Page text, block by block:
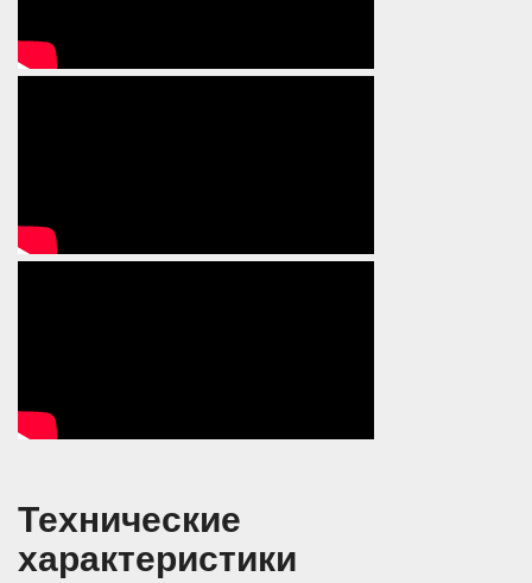
Технические
характеристики